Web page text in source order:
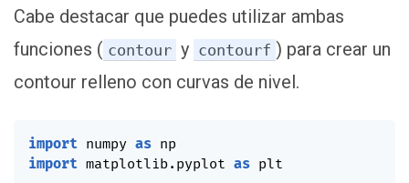
Cabe destacar que puedes utilizar ambas
funciones ( contour y contourf ) para crear un
contour relleno con curvas de nivel.
import numpy as
import matplotlib. pyplot as plt